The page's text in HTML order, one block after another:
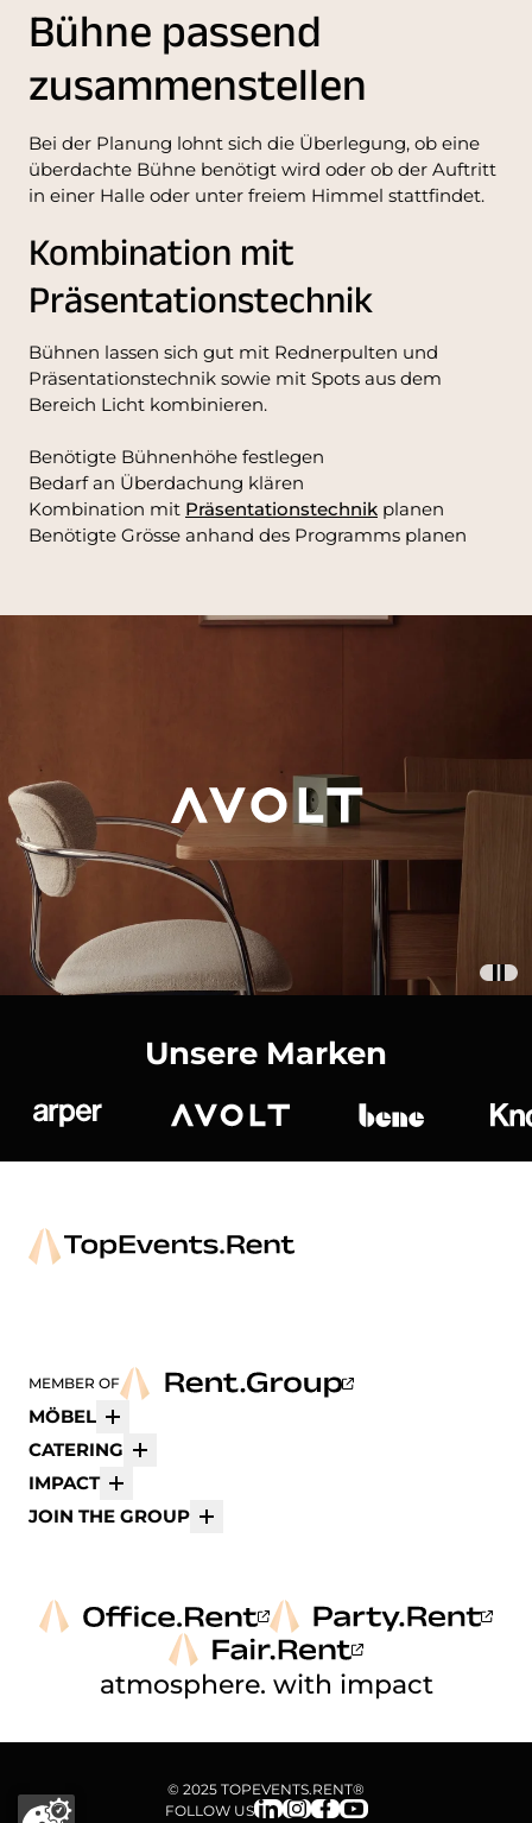
Bühne passend
zusammenstellen
Bei der Planung lohnt sich die Überlegung, ob eine
überdachte Bühne benötigt wird oder ob der Auftritt
in einer Halle oder unter freiem Himmel stattfindet.
Kombination mit
Präsentationstechnik
Bühnen lassen sich gut mit Rednerpulten und
Präsentationstechnik sowie mit Spots aus dem
Bereich Licht kombinieren.
Benötigte Bühnenhöhe festlegen
Bedarf an Überdachung klären
Kombination mit Präsentationstechnik planen
Benötigte Grösse anhand des Programms planen
Unsere Marken
MEMBER OF
MÖBEL
CATERING
IMPACT
JOIN THE GROUP
atmosphere. with impact
© 2025 TOPEVENTS.RENT®
FOLLOW US